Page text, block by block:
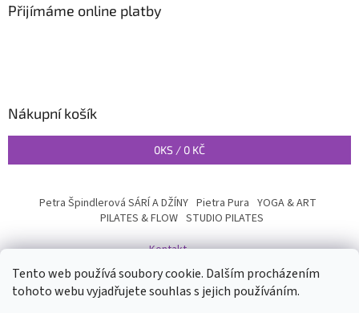
Tento web používá soubory cookie. Dalším procházením
tohoto webu vyjadřujete souhlas s jejich používáním.
Přijímáme online platby
Nákupní košík
0KS / 0 KČ
Petra Špindlerová SÁRÍ A DŽÍNY Pietra Pura YOGA & ART
PILATES & FLOW STUDIO PILATES
Kontakt